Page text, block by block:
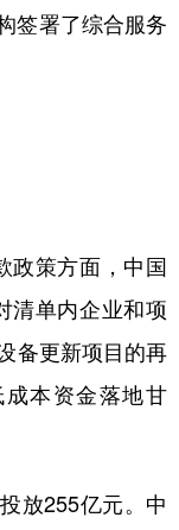
签署了综合服务
政策方面，中国
清单内企业和项
备更新项目的再
本资金落地甘
放255亿元。中